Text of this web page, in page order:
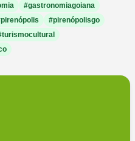
#gastronomiagoiana
#pirenópolisgo